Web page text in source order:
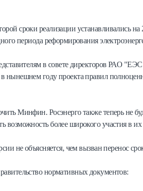
сроки реализации устанавливались
периода реформирования
в совете директоров РАО
нынешнем году проекта правил
Минфин. Росэнерго также теперь не
возможность более широкого участия в их
не объясняется, чем вызван перенос
нормативных документов: